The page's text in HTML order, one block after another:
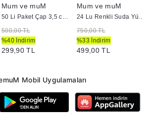
Mum ve muM
50 Li Paket Çap 3,5 cm Beyaz Yüzen Mum
500,00 TL
%40 İndirim
299,90 TL
Mum ve muM
24 Lu Renkli Suda
750,00 TL
%33 İndirim
499,00 TL
Mobil Uygulamaları